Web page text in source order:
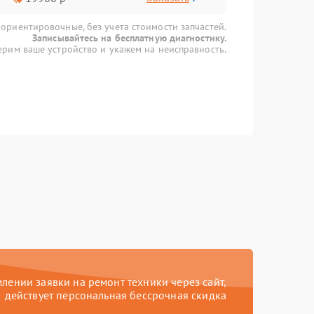
без учета стоимости запчастей.
Записывайтесь на бесплатную диагностику.
ваше устройство и укажем на неисправность.
заявки на ремонт техники через сайт,
действует персональная бессрочная скидка